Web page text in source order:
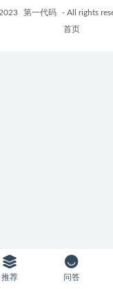
第一代码 - All rights
首页
推荐 问答